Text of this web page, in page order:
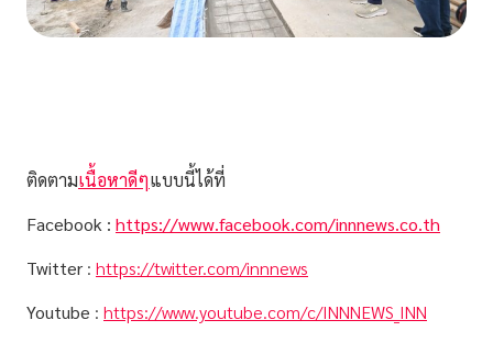
ติดตามเนื้อหาดีๆแบบนี้ได้ที่
Facebook : https://www.facebook.com/innnews.co.th
Twitter : https://twitter.com/innnews
Youtube : https://www.youtube.com/c/INNNEWS_INN